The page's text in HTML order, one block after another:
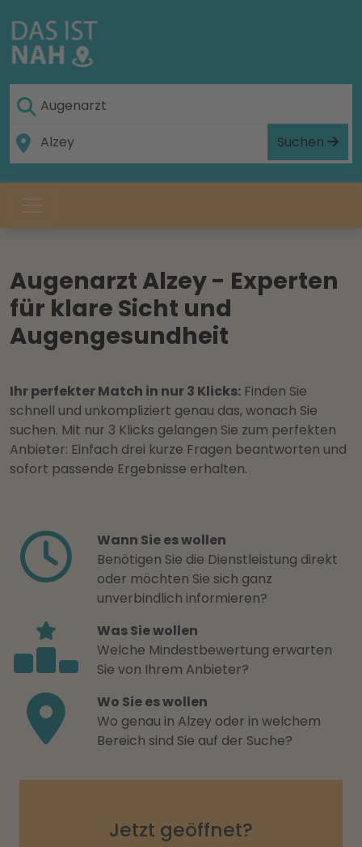
Suchen
Augenarzt Alzey - Experten
für klare Sicht und
Augengesundheit
Ihr perfekter Match in nur 3 Klicks: Finden Sie
schnell und unkompliziert genau das, wonach Sie
suchen. Mit nur 3 Klicks gelangen Sie zum perfekten
Anbieter: Einfach drei kurze Fragen beantworten und
sofort passende Ergebnisse erhalten.
Wann Sie es wollen
Benötigen Sie die Dienstleistung direkt
oder möchten Sie sich ganz
unverbindlich informieren?
Was Sie wollen
Welche Mindestbewertung erwarten
Sie von Ihrem Anbieter?
Wo Sie es wollen
Wo genau in Alzey oder in welchem
Bereich sind Sie auf der Suche?
Jetzt geöffnet?